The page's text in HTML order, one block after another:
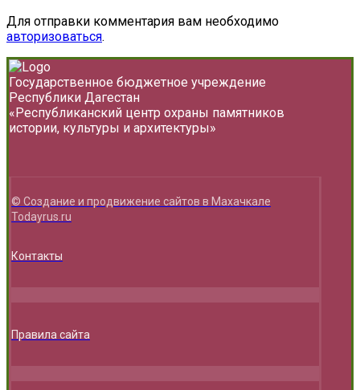
Для отправки комментария вам необходимо
авторизоваться.
Государственное бюджетное учреждение
Республики Дагестан
«Республиканский центр охраны памятников
истории, культуры и архитектуры»
© Создание и продвижение сайтов в Махачкале
Todayrus.ru
Контакты
Правила сайта